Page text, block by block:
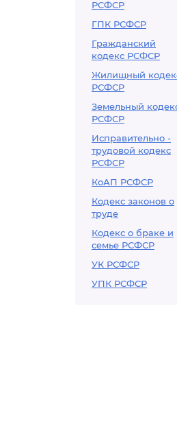
РСФСР
ГПК РСФСР
Гражданский
кодекс РСФСР
Жилищный
РСФСР
Земельный
РСФСР
Исправительно -
трудовой кодекс
РСФСР
КоАП РСФСР
Кодекс законов о
труде
Кодекс о браке и
семье РСФСР
УК РСФСР
УПК РСФСР